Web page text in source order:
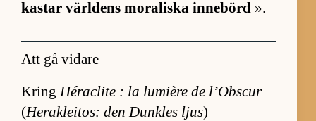
kas­tar värl­dens mo­ra­liska in­ne­börd ».
Att gå vidare
Kring Héraclite : la lumière de l’Obscur
(Herakleitos: den Dunkles ljus)